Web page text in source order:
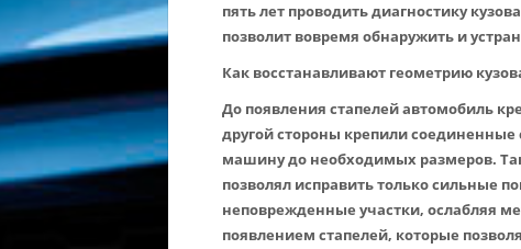
пять лет проводить диагностику
позволит вовремя обнаружить и
Как восстанавливают геометрию
До появления стапелей автомобиль
другой стороны крепили
машину до необходимых размеров.
позволял исправить только сильные
неповрежденные участки, ослабляя
появлением стапелей, которые